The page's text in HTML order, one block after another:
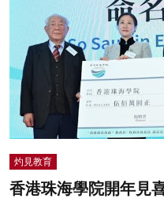
灼見教育
香港珠海學院開年見